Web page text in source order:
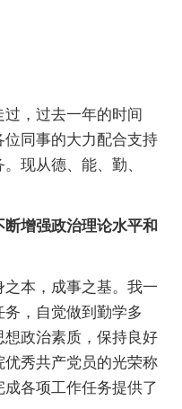
，过去一年的时间
同事的大力配合支持
现从德、能、勤、
增强政治理论水平和
本，成事之基。我一
，自觉做到勤学多
政治素质，保持良好
秀共产党员的光荣称
各项工作任务提供了